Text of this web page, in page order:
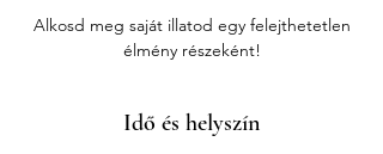
Alkosd meg saját illatod egy felejthetetlen
élmény részeként!
Idő és helyszín